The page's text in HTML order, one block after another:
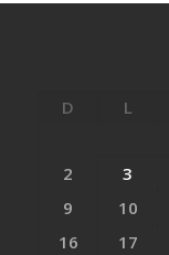
D L
2
3
9
10
16
17